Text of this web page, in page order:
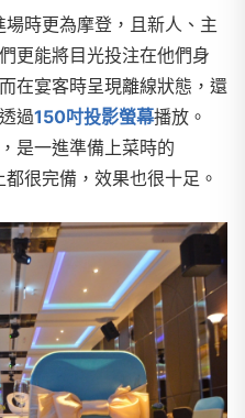
場時更為摩登，且新人、主
更能將目光投注在他們身
在宴客時呈現離線狀態，還
過150吋投影螢幕播放。
是一進準備上菜時的
很完備，效果也很十足。